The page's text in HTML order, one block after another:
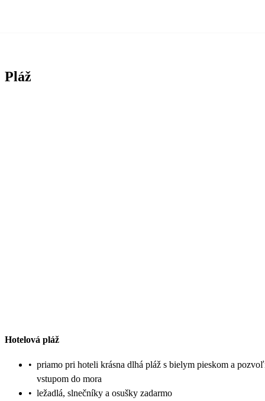
Pláž
Hotelová pláž
• priamo pri hoteli krásna dlhá pláž s bielym pieskom a
vstupom do mora
• ležadlá, slnečníky a osušky zadarmo